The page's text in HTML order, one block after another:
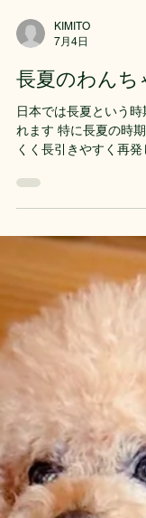
7月4日
長夏のわんち
日本では長夏という
れます 特に長夏の時
くく長引きやすく再発